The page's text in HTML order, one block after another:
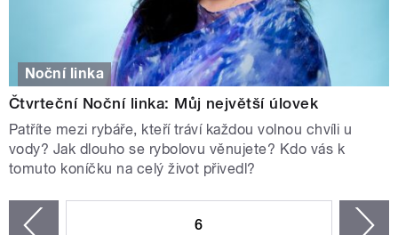
Noční linka
Čtvrteční Noční linka: Můj největší úlovek
Patříte mezi rybáře, kteří tráví každou volnou chvíli u
vody? Jak dlouho se rybolovu věnujete? Kdo vás k
tomuto koníčku na celý život přivedl?
6